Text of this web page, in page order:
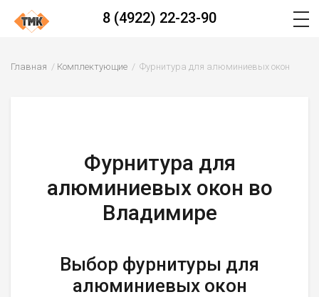
8 (4922) 22-23-90
Главная Комплектующие Фурнитура для алюминиевых окон
Фурнитура для
алюминиевых окон во
Владимире
Выбор фурнитуры для
алюминиевых окон